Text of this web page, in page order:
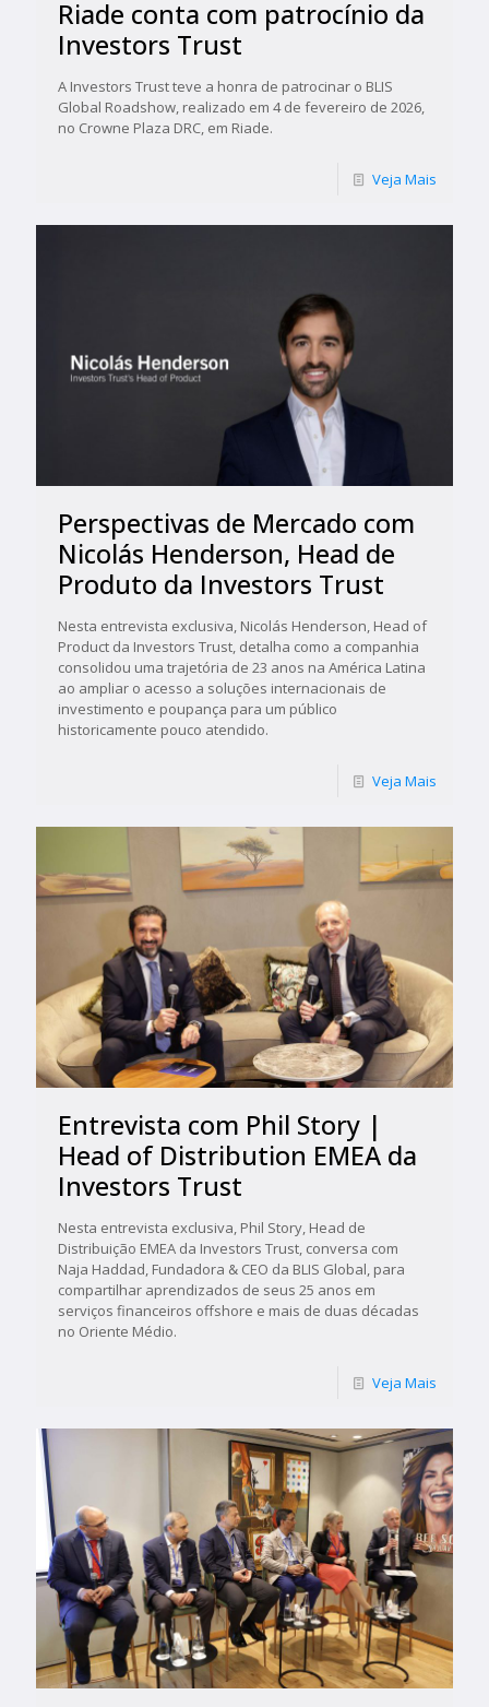
Riade conta com patrocínio da
Investors Trust
A Investors Trust teve a honra de patrocinar o BLIS
Global Roadshow, realizado em 4 de fevereiro de 2026,
no Crowne Plaza DRC, em Riade.
Veja Mais
Perspectivas de Mercado com
Nicolás Henderson, Head de
Produto da Investors Trust
Nesta entrevista exclusiva, Nicolás Henderson, Head of
Product da Investors Trust, detalha como a companhia
consolidou uma trajetória de 23 anos na América Latina
ao ampliar o acesso a soluções internacionais de
investimento e poupança para um público
historicamente pouco atendido.
Veja Mais
Entrevista com Phil Story |
Head of Distribution EMEA da
Investors Trust
Nesta entrevista exclusiva, Phil Story, Head de
Distribuição EMEA da Investors Trust, conversa com
Naja Haddad, Fundadora & CEO da BLIS Global, para
compartilhar aprendizados de seus 25 anos em
serviços financeiros offshore e mais de duas décadas
no Oriente Médio.
Veja Mais